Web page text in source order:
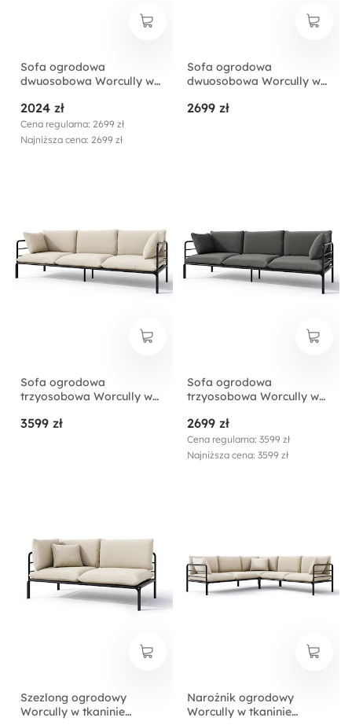
Sofa ogrodowa
dwuosobowa Worcully w
beżowa/ czarny stelaż
2024 zł
Cena regularna: 2699 zł
Najniższa cena: 2699 zł
Sofa ogrodowa
dwuosobowa Worcully w
antracytowa/ czarny
2699 zł
Sofa ogrodowa
trzyosobowa Worcully w
beżowa/ czarny stelaż
3599 zł
Sofa ogrodowa
trzyosobowa Worcully w
antracytowa/ czarny
stelaż
2699 zł
Cena regularna: 3599 zł
Najniższa cena: 3599 zł
Szezlong ogrodowy
Worcully w tkaninie
Narożnik ogrodowy
Worcully w tkaninie